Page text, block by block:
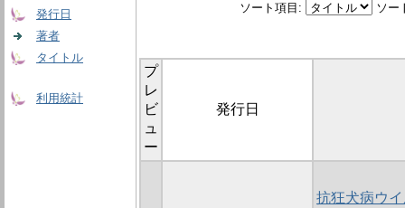
発行日
著者
タイトル
利用統計
ソート項目: ソー
プ
レ
ビ
ュ
ー
発行日
抗狂犬病ウ